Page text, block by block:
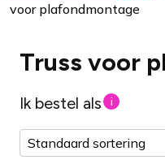
voor plafondmontage
Truss voor
Ik bestel als i